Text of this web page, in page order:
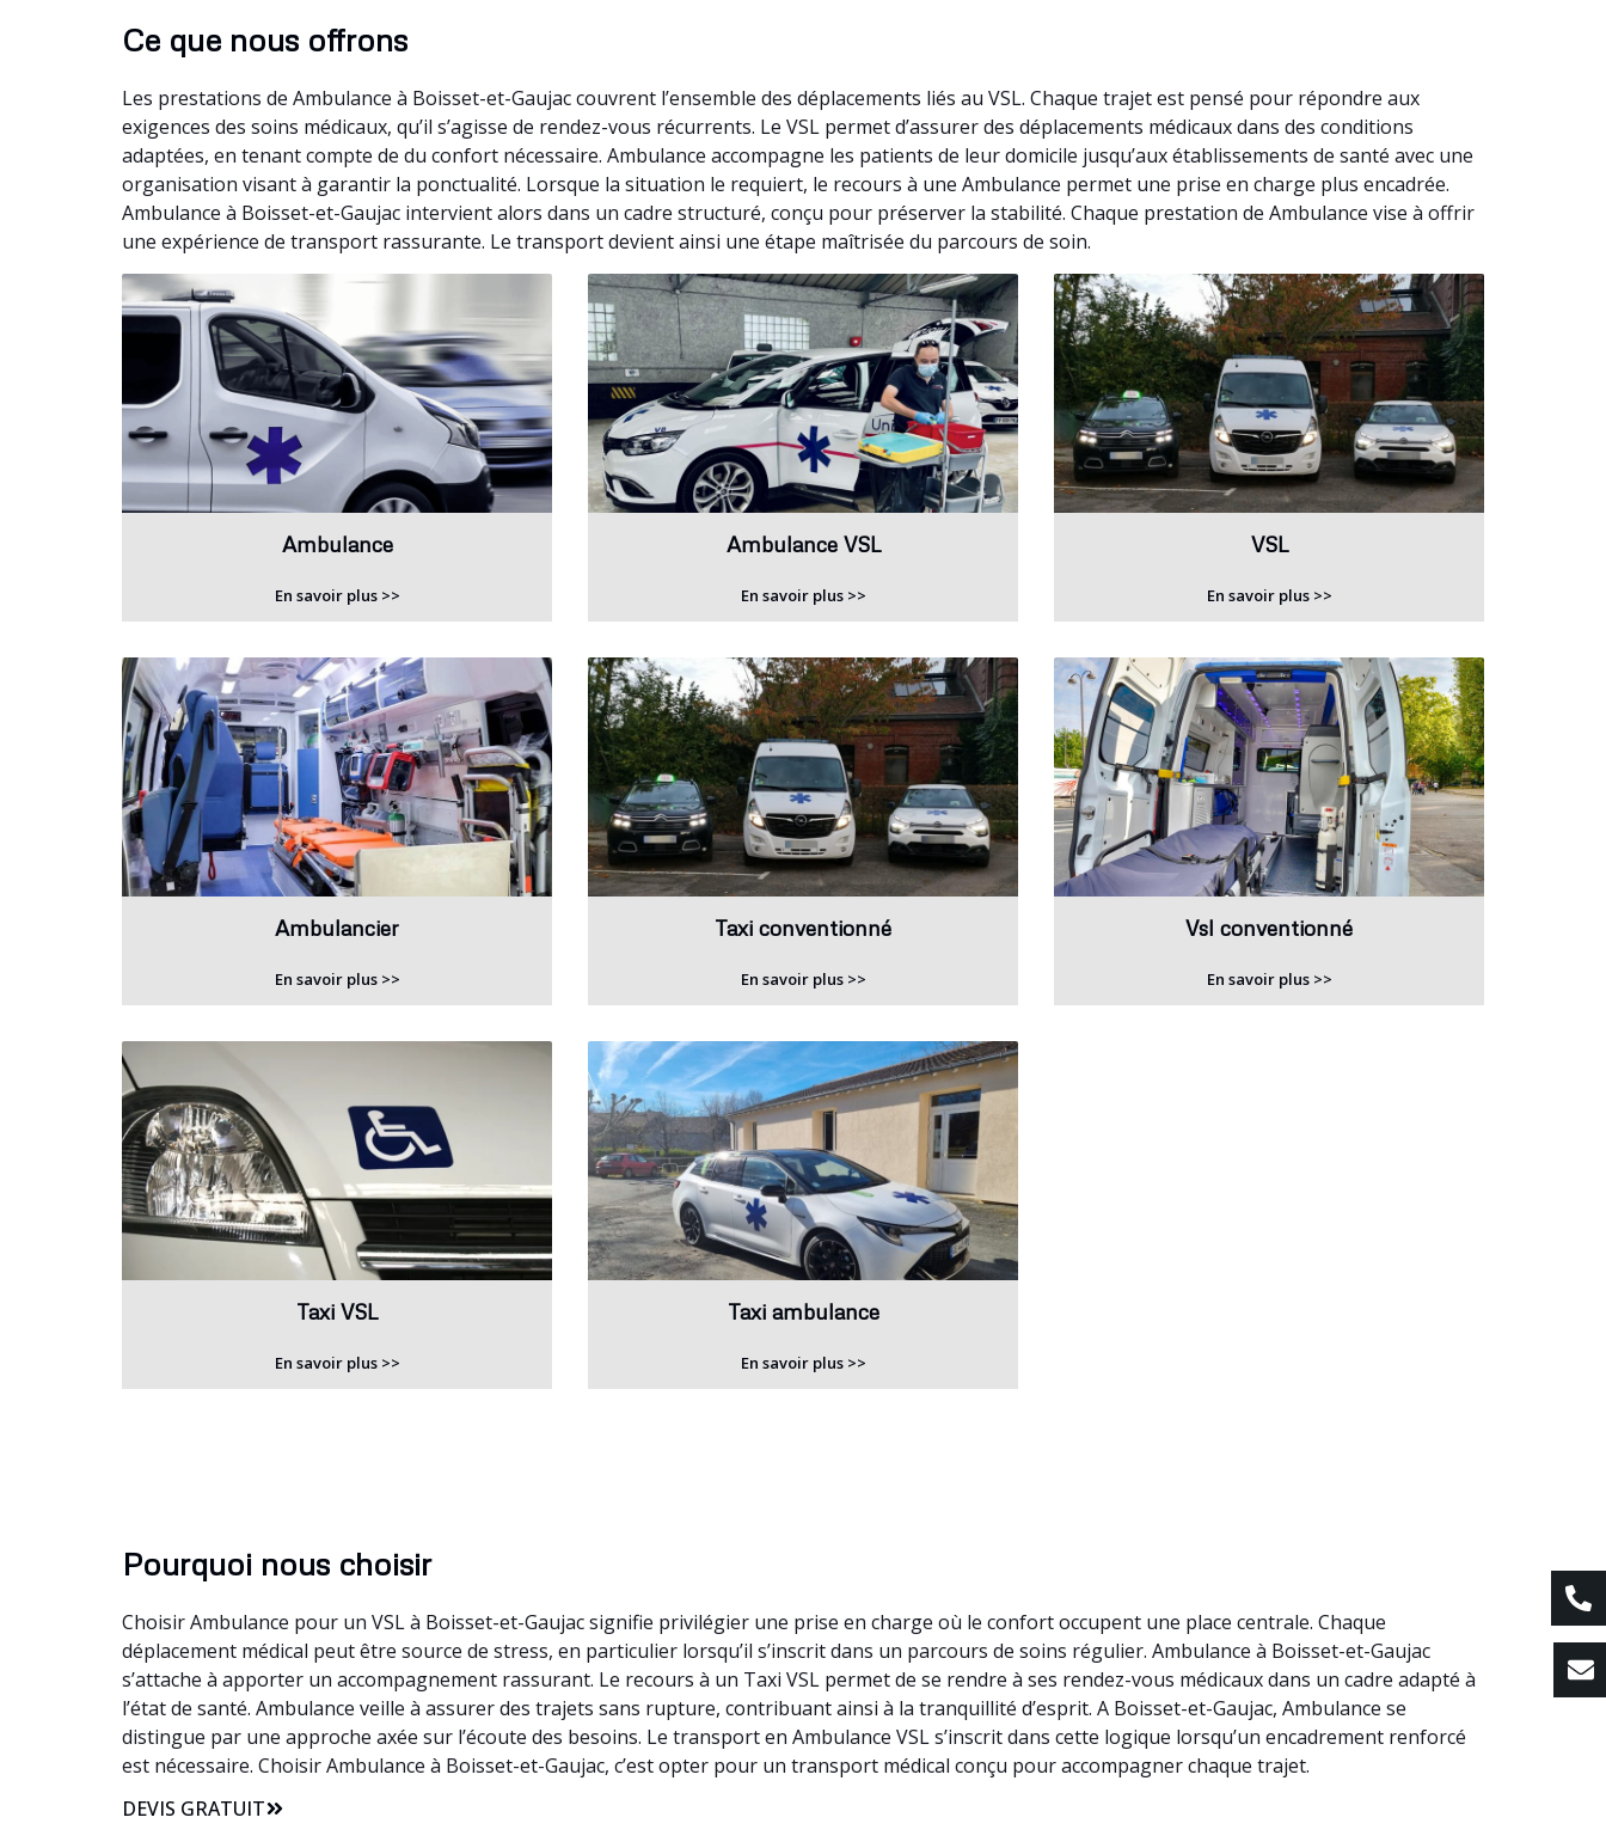
Ce que nous offrons
Les prestations de Ambulance à Boisset-et-Gaujac couvrent l’ensemble des déplacements liés au VSL. Chaque trajet est pensé pour répondre aux
exigences des soins médicaux, qu’il s’agisse de rendez-vous récurrents. Le VSL permet d’assurer des déplacements médicaux dans des conditions
adaptées, en tenant compte de du confort nécessaire. Ambulance accompagne les patients de leur domicile jusqu’aux établissements de santé avec une
organisation visant à garantir la ponctualité. Lorsque la situation le requiert, le recours à une Ambulance permet une prise en charge plus encadrée.
Ambulance à Boisset-et-Gaujac intervient alors dans un cadre structuré, conçu pour préserver la stabilité. Chaque prestation de Ambulance vise à offrir
une expérience de transport rassurante. Le transport devient ainsi une étape maîtrisée du parcours de soin.
Ambulance
En savoir plus >>
Ambulance VSL
En savoir plus >>
VSL
En savoir plus >>
Ambulancier
En savoir plus >>
Taxi conventionné
En savoir plus >>
Vsl conventionné
En savoir plus >>
Taxi VSL
En savoir plus >>
Taxi ambulance
En savoir plus >>
Pourquoi nous choisir
Choisir Ambulance pour un VSL à Boisset-et-Gaujac signifie privilégier une prise en charge où le confort occupent une place centrale. Chaque
déplacement médical peut être source de stress, en particulier lorsqu’il s’inscrit dans un parcours de soins régulier. Ambulance à Boisset-et-Gaujac
s’attache à apporter un accompagnement rassurant. Le recours à un Taxi VSL permet de se rendre à ses rendez-vous médicaux dans un cadre adapté à
l’état de santé. Ambulance veille à assurer des trajets sans rupture, contribuant ainsi à la tranquillité d’esprit. A Boisset-et-Gaujac, Ambulance se
distingue par une approche axée sur l’écoute des besoins. Le transport en Ambulance VSL s’inscrit dans cette logique lorsqu’un encadrement renforcé
est nécessaire. Choisir Ambulance à Boisset-et-Gaujac, c’est opter pour un transport médical conçu pour accompagner chaque trajet.
DEVIS GRATUIT